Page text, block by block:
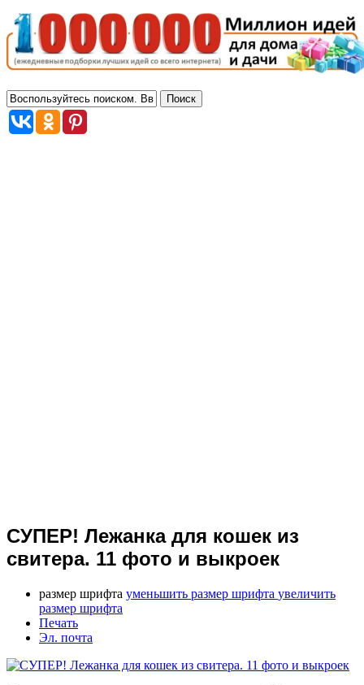
СУПЕР! Лежанка для кошек из
свитера. 11 фото и выкроек
размер шрифта уменьшить размер шрифта увеличить
размер шрифта
Печать
Эл. почта